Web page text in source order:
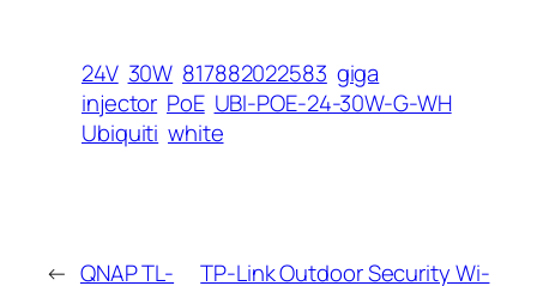
24V 30W 817882022583 giga
injector PoE UBI-POE-24-30W-G-WH
Ubiquiti white
← QNAP TL-
TP-Link Outdoor Security Wi-